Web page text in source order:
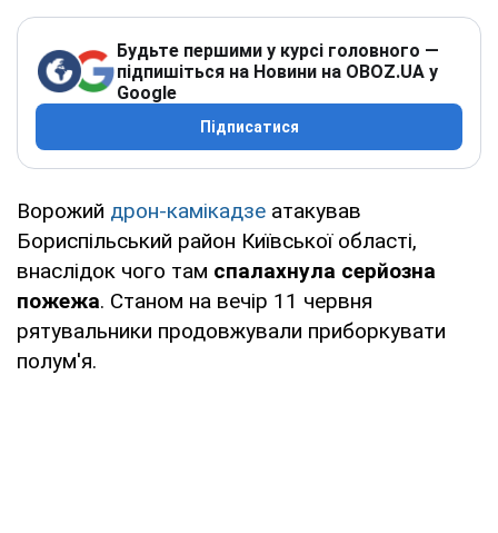
Будьте першими у курсі головного —
підпишіться на Новини на OBOZ.UA у
Google
Підписатися
Ворожий дрон-камікадзе атакував
Бориспільський район Київської області,
внаслідок чого там спалахнула серйозна
пожежа. Станом на вечір 11 червня
рятувальники продовжували приборкувати
полум'я.